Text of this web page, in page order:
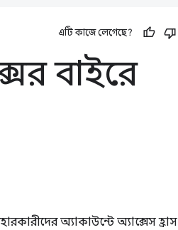
এটি কাজে লেগেছে?
বাইরে
অ্যাকাউন্টে অ্যাক্সেস হ্রাস